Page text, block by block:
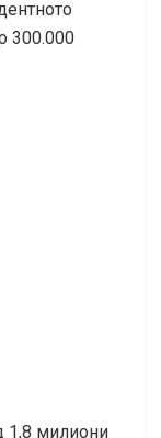
300.000
1,8 милиони